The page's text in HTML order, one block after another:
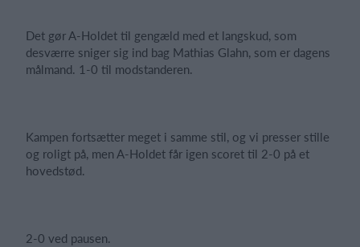
Det gør A-Holdet til gengæld med et langskud, som
desværre sniger sig ind bag Mathias Glahn, som er dagens
målmand. 1-0 til modstanderen.
Kampen fortsætter meget i samme stil, og vi presser stille
og roligt på, men A-Holdet får igen scoret til 2-0 på et
hovedstød.
2-0 ved pausen.